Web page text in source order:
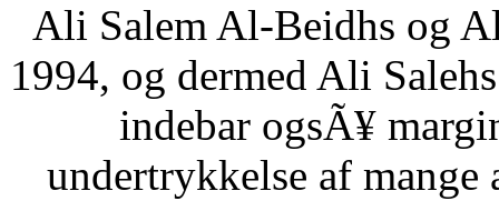
Ali Salem Al-Beidhs og
1994, og dermed Ali
indebar ogsÃ¥
undertrykkelse af